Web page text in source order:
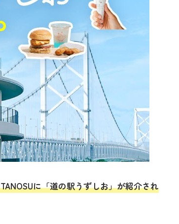
に「道の駅うずしお」が紹介され